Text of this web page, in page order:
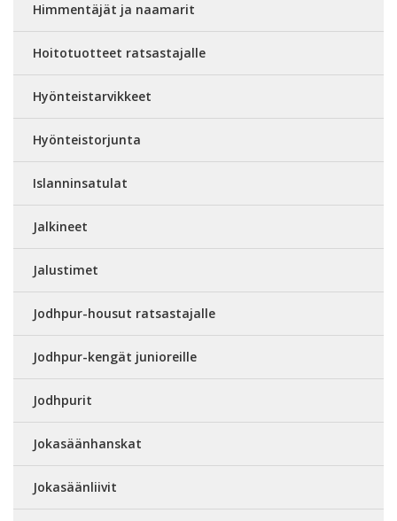
Himmentäjät ja naamarit
Hoitotuotteet ratsastajalle
Hyönteistarvikkeet
Hyönteistorjunta
Islanninsatulat
Jalkineet
Jalustimet
Jodhpur-housut ratsastajalle
Jodhpur-kengät junioreille
Jodhpurit
Jokasäänhanskat
Jokasäänliivit